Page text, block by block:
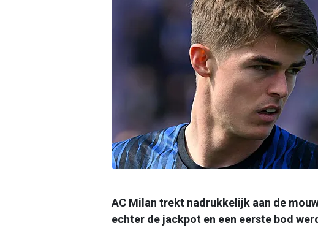
AC Milan trekt nadrukkelijk aan de
echter de jackpot en een eerste bod